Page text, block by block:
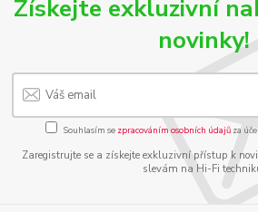
Získejte exkluzivní
novinky!
Souhlasím se zpracováním osobních údajůza
Zaregistrujte se a získejte exkluzivní přístup k
slevám na Hi-Fi